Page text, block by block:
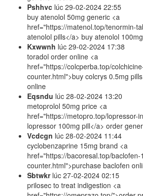
Pshhvc lúc 29-02-2024 22:55
buy atenolol 50mg generic <a
href="https://matenol.top/tenormin-
atenolol pills</a> buy atenolol
Kxwwnh lúc 29-02-2024 17:38
toradol order online <a
href="https://colcperba.top/
counter.html">buy colcrys 0.5mg
online
Eqsndu lúc 28-02-2024 13:20
metoprolol 50mg price <a
href="https://metopro.top/lopressor-
lopressor 100mg pill</a> order
Vcdcgn lúc 28-02-2024 11:44
cyclobenzaprine 15mg brand <a
href="https://bacoresal.top/
counter.html">purchase baclofen
Sbtwkrlúc 27-02-2024 02:15
prilosec to treat indigestion <a